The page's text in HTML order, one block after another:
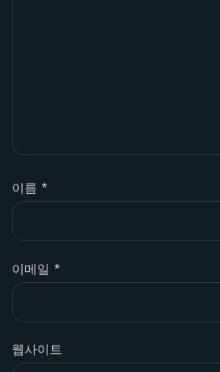
이름 *
이메일 *
웹사이트